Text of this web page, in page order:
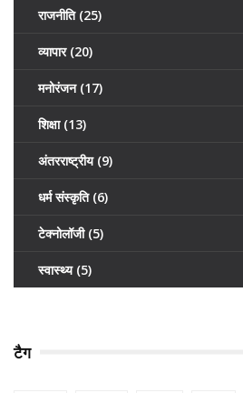
राजनीति (25)
व्यापार (20)
मनोरंजन (17)
शिक्षा (13)
अंतरराष्ट्रीय (9)
धर्म संस्कृति (6)
टेक्नोलॉजी (5)
स्वास्थ्य (5)
टैग